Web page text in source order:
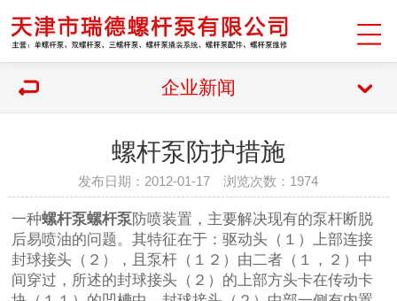
企业新闻
螺杆泵防护措施
发布日期：2012-01-17 浏览次数：1974
一种螺杆泵螺杆泵防喷装置，主要解决现有的泵杆断脱
后易喷油的问题。其特征在于：驱动头（１）上部连接
封球接头（２），且泵杆（１２）由二者（１，２）中
间穿过，所述的封球接头（２）的上部方头卡在传动卡